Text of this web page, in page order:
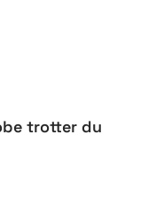
trotter du